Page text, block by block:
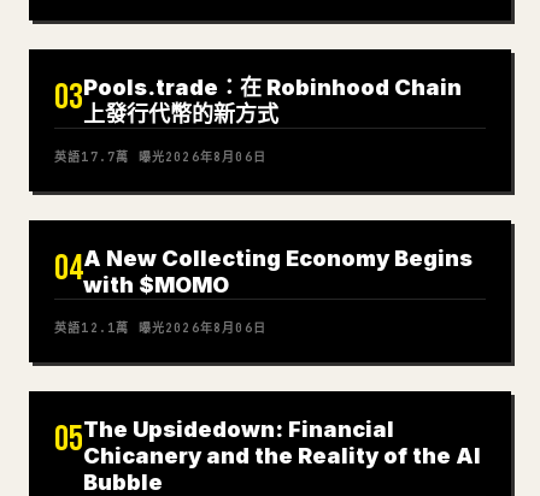
03Pools.trade：在 Robinhood Chain
上發行代幣的新方式
英語17.7萬 曝光2026年8月06日
04A New Collecting Economy Begins
with $MOMO
英語12.1萬 曝光2026年8月06日
05The Upsidedown: Financial
Chicanery and the Reality of the AI
Bubble